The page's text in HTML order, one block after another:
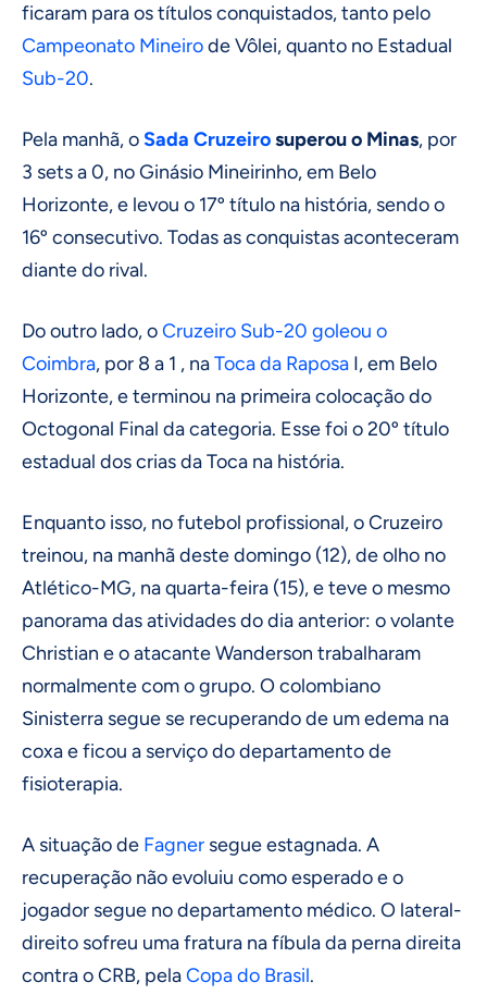
ficaram para os títulos conquistados, tanto pelo
Campeonato Mineirode Vôlei, quanto no Estadual
Sub-20.
Pela manhã, oSada Cruzeirosuperou o Minas, por
3 sets a 0, no Ginásio Mineirinho, em Belo
Horizonte, e levou o 17º título na história, sendo o
16º consecutivo. Todas as conquistas aconteceram
diante do rival.
Do outro lado, oCruzeiro Sub-20 goleou o
Coimbra, por 8 a 1 , naToca da Raposa I, em Belo
Horizonte, e terminou na primeira colocação do
Octogonal Final da categoria. Esse foi o 20º título
estadual dos crias da Toca na história.
Enquanto isso, no futebol profissional, o Cruzeiro
treinou, na manhã deste domingo (12), de olho no
Atlético-MG, na quarta-feira (15), e teve o mesmo
panorama das atividades do dia anterior: o volante
Christian e o atacante Wanderson trabalharam
normalmente com o grupo. O colombiano
Sinisterra segue se recuperando de um edema na
coxa e ficou a serviço do departamento de
fisioterapia.
A situação de Fagner segue estagnada. A
recuperação não evoluiu como esperado e o
jogador segue no departamento médico. O lateral-
direito sofreu uma fratura na fíbula da perna direita
contra o CRB, pelaCopa do Brasil.